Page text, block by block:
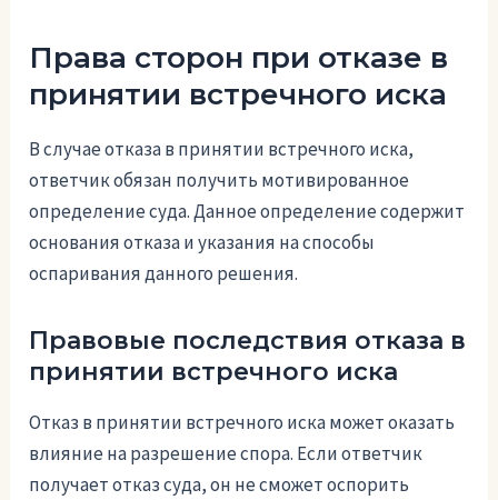
Права сторон при отказе в
принятии встречного иска
В случае отказа в принятии встречного иска,
ответчик обязан получить мотивированное
определение суда. Данное определение содержит
основания отказа и указания на способы
оспаривания данного решения.
Правовые последствия отказа в
принятии встречного иска
Отказ в принятии встречного иска может оказать
влияние на разрешение спора. Если ответчик
получает отказ суда, он не сможет оспорить